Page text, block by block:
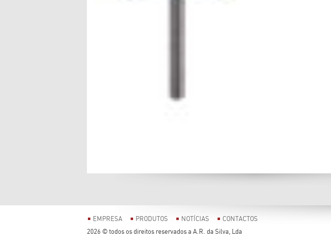
EMPRESA PRODUTOS NOTÍCIAS
CONTACTOS
2026 © todos os direitos reservados a A.R. da Silva, Lda